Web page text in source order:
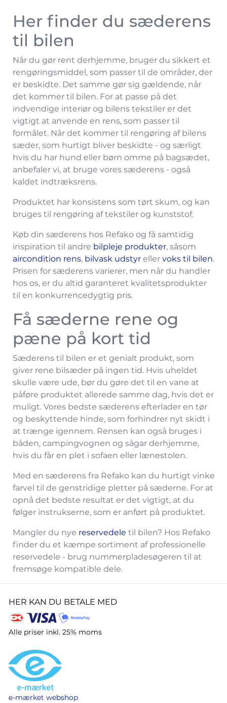
Her finder du sæderens
til bilen
Når du gør rent derhjemme, bruger du sikkert et
rengøringsmiddel, som passer til de områder, der
er beskidte. Det samme gør sig gældende, når
det kommer til bilen. For at passe på det
indvendige interiør og bilens tekstiler er det
vigtigt at anvende en rens, som passer til
formålet. Når det kommer til rengøring af bilens
sæder, som hurtigt bliver beskidte - og særligt
hvis du har hund eller børn omme på bagsædet,
anbefaler vi, at bruge vores sæderens - også
kaldet indtræksrens.
Produktet har konsistens som tørt skum, og kan
bruges til rengøring af tekstiler og kunststof.
Køb din sæderens hos Refako og få samtidig
inspiration til andre bilpleje produkter, såsom
aircondition rens, bilvask udstyreller voks til bilen.
Prisen for sæderens varierer, men når du handler
hos os, er du altid garanteret kvalitetsprodukter
til en konkurrencedygtig pris.
Få sæderne rene og
pæne på kort tid
Sæderens til bilen er et genialt produkt, som
giver rene bilsæder på ingen tid. Hvis uheldet
skulle være ude, bør du gøre det til en vane at
påføre produktet allerede samme dag, hvis det er
muligt. Vores bedste sæderens efterlader en tør
og beskyttende hinde, som forhindrer nyt skidt i
at trænge igennem. Rensen kan også bruges i
båden, campingvognen og sågar derhjemme,
hvis du får en plet i sofaen eller lænestolen.
Med en sæderens fra Refako kan du hurtigt vinke
farvel til de genstridige pletter på sæderne. For at
opnå det bedste resultat er det vigtigt, at du
følger instrukserne, som er anført på produktet.
Mangler du nye reservedele til bilen? Hos Refako
finder du et kæmpe sortiment af professionelle
reservedele - brug nummerpladesøgeren til at
fremsøge kompatible dele.
HER KAN DU BETALE MED
Alle priser inkl. 25% moms
e-mærket webshop